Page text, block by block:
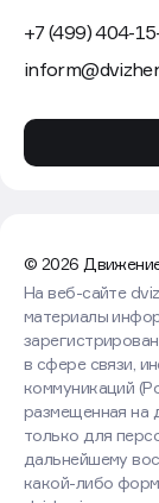
+7 (499) 404-
© 2026
На веб-сайте
материалы
в сфере связи,
коммуникаций
размещенная на
только для
дальнейшему
какой-либо